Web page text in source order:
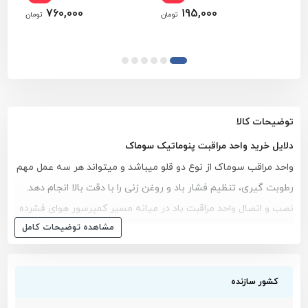
195,000 تومان 760,000 تومان
توضیحات کالا
دلایل خرید واحد مراقبت پنوماتیک سوماک
واحد مراقب سوماک از نوع دو قلو میباشد و میتواند هر سه عمل مهم
رطوبت گیری، تنظیم فشار باد و روغن زنی را با دقت بالا انجام دهد.
نصب و اتصال واحد مراقبت باد در میانه مسیر کمپرسور هوای فشرده
و ابزار بادی ضروری میباشد و بدون استفاده از فیلتر رگلاتور ها و واحد
سوماک میتوان به سه مورد زیر اشاره کرد:
مشاهده توضیحات کامل
کشور سازنده